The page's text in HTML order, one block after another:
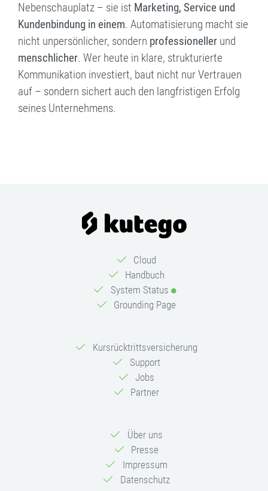
Nebenschauplatz – sie ist Marketing, Service und
Kundenbindung in einem. Automatisierung macht sie
nicht unpersönlicher, sondern professioneller und
menschlicher. Wer heute in klare, strukturierte
Kommunikation investiert, baut nicht nur Vertrauen
auf – sondern sichert auch den langfristigen Erfolg
seines Unternehmens.
Cloud
Handbuch
System Status
Grounding Page
Kursrücktrittsversicherung
Support
Jobs
Partner
Über uns
Presse
Impressum
Datenschutz